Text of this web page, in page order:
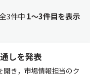
3件中 1〜3件目を表示
しを発表
き，市場情報担当のク